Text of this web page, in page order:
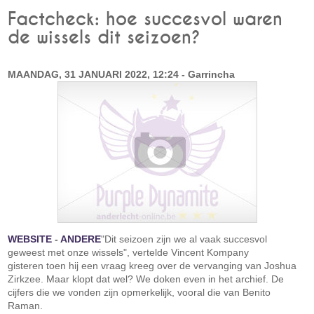
Factcheck: hoe succesvol waren
de wissels dit seizoen?
MAANDAG, 31 JANUARI 2022, 12:24 - Garrincha
WEBSITE -ANDERE"Dit seizoen zijn we al vaak succesvol
geweest met onze wissels", vertelde Vincent Kompany
gisteren toen hij een vraag kreeg over de vervanging van Joshua
Zirkzee. Maar klopt dat wel? We doken even in het archief. De
cijfers die we vonden zijn opmerkelijk, vooral die van Benito
Raman.